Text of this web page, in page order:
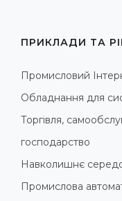
ПРИКЛАДИ ТА
Промисловий
Обладнання для
Торгівля,
господарство
Навколишнє
Промислова